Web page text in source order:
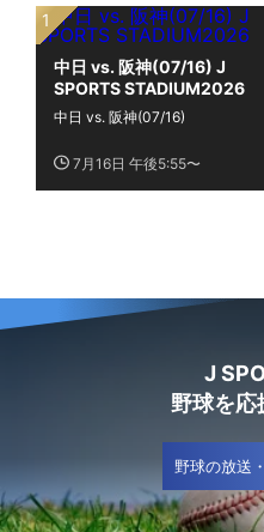
中日 vs. 阪神(07/16) J
SPORTS STADIUM2026
7月16日 午後5:55〜
中日 vs. 阪神(07/16)
J
野球を応
野球の放送